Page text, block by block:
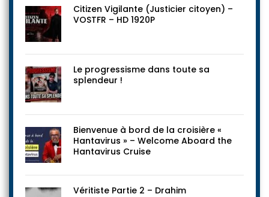
Citizen Vigilante (Justicier citoyen) –
VOSTFR – HD 1920P
Le progressisme dans toute sa
splendeur !
Bienvenue à bord de la croisière «
Hantavirus » – Welcome Aboard the
Hantavirus Cruise
Véritiste Partie 2 – Drahim